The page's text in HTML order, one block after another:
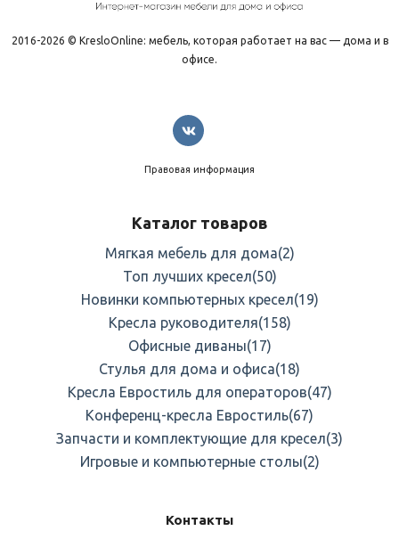
2016-2026 © KresloOnline: мебель, которая работает на вас — дома и в
офисе.
Правовая информация
Каталог товаров
Мягкая мебель для дома(2)
Топ лучших кресел(50)
Новинки компьютерных кресел(19)
Кресла руководителя(158)
Офисные диваны(17)
Стулья для дома и офиса(18)
Кресла Евростиль для операторов(47)
Конференц-кресла Евростиль(67)
Запчасти и комплектующие для кресел(3)
Игровые и компьютерные столы(2)
Контакты